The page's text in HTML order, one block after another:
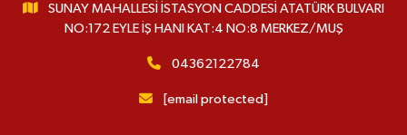
SUNAY MAHALLESİ İSTASYON CADDESİ ATATÜRK BULVARI
NO:172 EYLE İŞ HANI KAT:4 NO:8 MERKEZ/MUŞ
04362122784
[email protected]